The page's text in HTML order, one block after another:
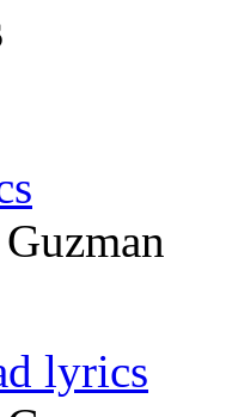
lyrics